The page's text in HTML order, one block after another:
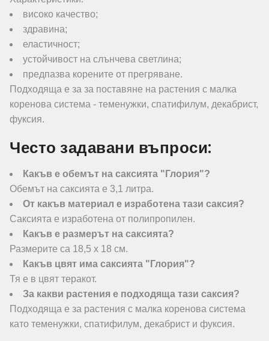
високо качество;
здравина;
еластичност;
устойчивост на слънчева светлина;
предпазва корените от прегряване.
Подходяща е за за поставяне на растения с малка
коренова система - теменужки, спатифилум, декабрист,
фуксия.
Често задавани въпроси:
Какъв е обемът на саксията "Глория"?
Обемът на саксията е 3,1 литра.
От какъв материал е изработена тази саксия?
Саксията е изработена от полипропилен.
Какъв е размерът на саксията?
Размерите са 18,5 х 18 см.
Какъв цвят има саксията "Глория"?
Тя е в цвят теракот.
За какви растения е подходяща тази саксия?
Подходяща е за растения с малка коренова система
като теменужки, спатифилум, декабрист и фуксия.